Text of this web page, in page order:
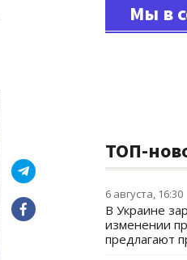
Мы в
ТОП-
6 августа, 16:30
В Украине
изменении
предлагают